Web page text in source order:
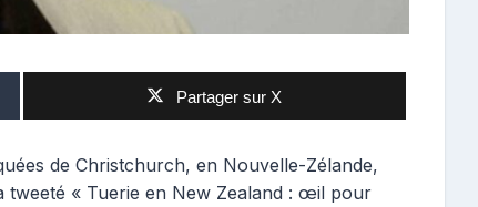
Partager sur X
de Christchurch, en Nouvelle-Zélande,
tweeté « Tuerie en New Zealand : œil pour